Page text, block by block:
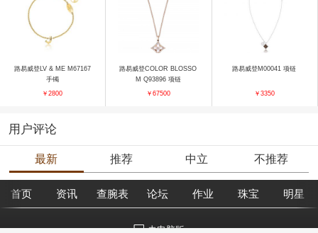
路易威登LV & ME M67167
手镯
￥2800
路易威登COLOR BLOSSO
M Q93896 项链
￥67500
路易威登M00041 项链
￥3350
用户评论
最新 推荐 中立 不推荐
首页 资讯 查腕表 论坛 作业 珠宝 明星
去电脑版